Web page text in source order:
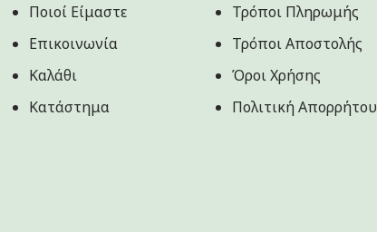
Ποιοί Είμαστε
Επικοινωνία
Καλάθι
Κατάστημα
Τρόποι Πληρωμής
Τρόποι Αποστολής
Όροι Χρήσης
Πολιτική Aπορρήτου